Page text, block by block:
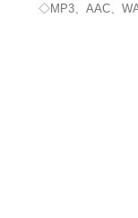
◇MP3、AAC、